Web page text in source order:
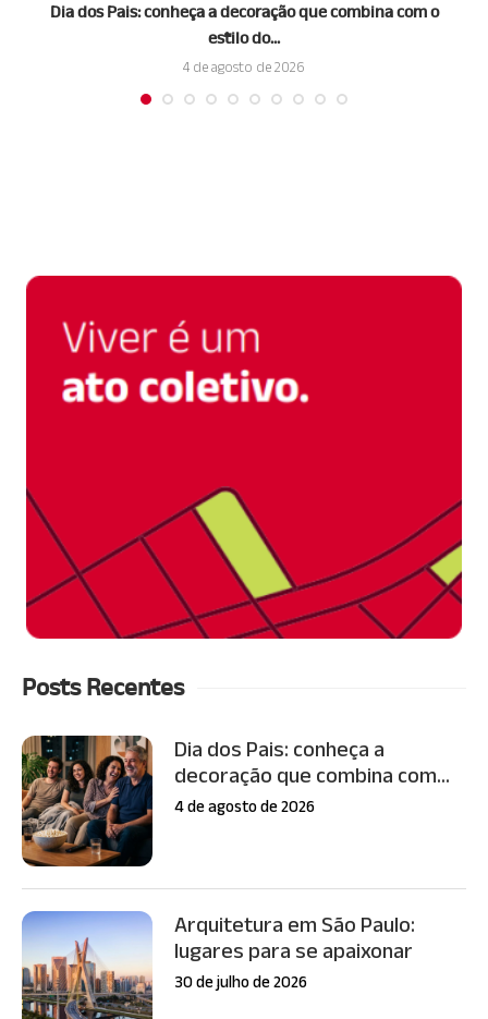
Dia dos Pais: conheça a decoração que combina com o
estilo do...
4 de agosto de 2026
Posts Recentes
Dia dos Pais: conheça a
decoração que combina com...
4 de agosto de 2026
Arquitetura em São Paulo:
lugares para se apaixonar
30 de julho de 2026